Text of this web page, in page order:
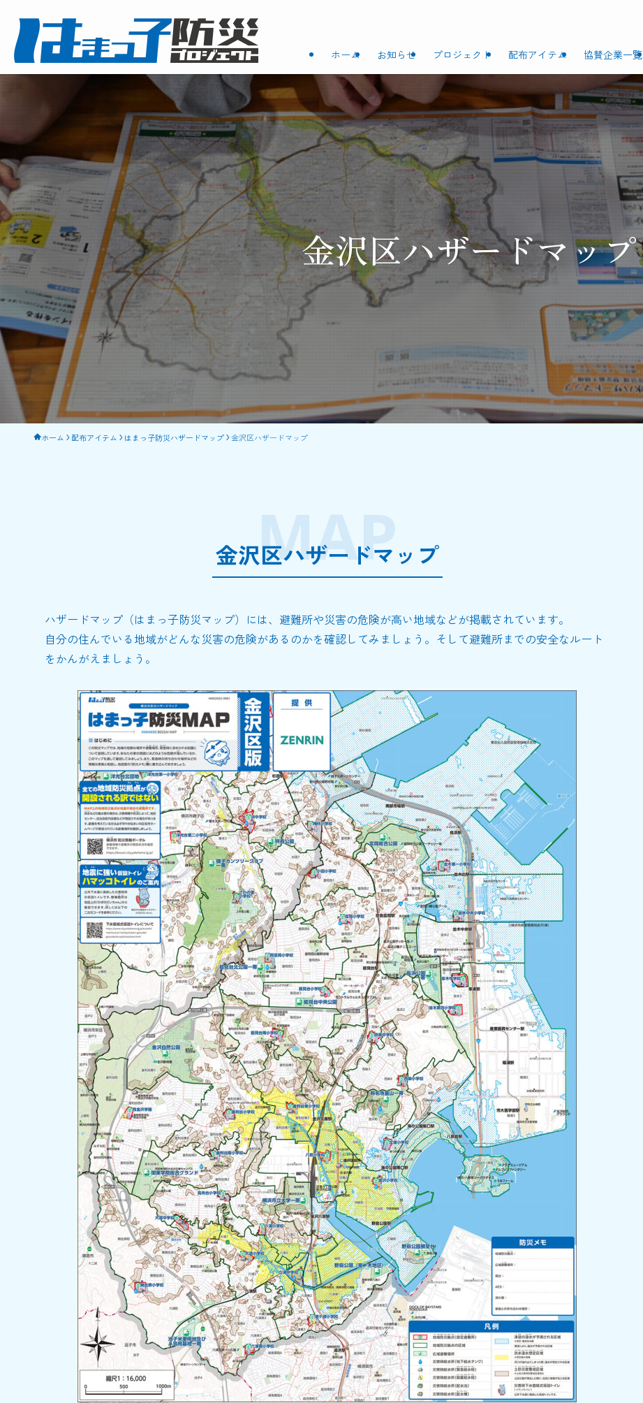
ホーム お知らせ プロジェクト 配布アイテム 協賛企業一覧
金沢区ハザードマップ
ホーム 配布アイテム はまっ子防災ハザードマップ 金沢区ハザードマップ
金沢区ハザードマップ
MAP
ハザードマップ（はまっ子防災マップ）には、避難所や災害の危険が高い地域などが掲載されています。
自分の住んでいる地域がどんな災害の危険があるのかを確認してみましょう。そして避難所までの安全なルート
をかんがえましょう。